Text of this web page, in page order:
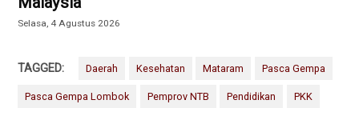
Selasa, 4 Agustus 2026
TAGGED: Daerah Kesehatan Mataram Pasca Gempa
Pasca Gempa Lombok Pemprov NTB Pendidikan PKK